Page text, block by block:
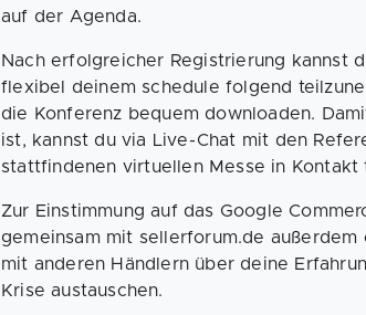
auf der Agenda.
Nach erfolgreicher Registrierung kannst
flexibel deinem schedule folgend
die Konferenz bequem downloaden.
ist, kannst du via Live-Chat mit den
stattfindenen virtuellen Messe in Kontakt
Zur Einstimmung auf das Google
gemeinsam mit sellerforum.de
mit anderen Händlern über deine
Krise austauschen.